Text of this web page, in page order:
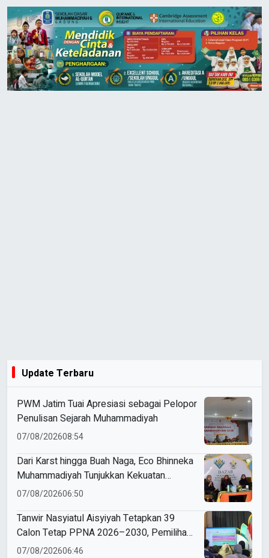
Update Terbaru
PWM Jatim Tuai Apresiasi sebagai Pelopor
Penulisan Sejarah Muhammadiyah
07/08/202608:54
Dari Karst hingga Buah Naga, Eco Bhinneka
Muhammadiyah Tunjukkan Kekuatan
Potensi Lokal di Muktamar Nasyiatul
07/08/202606:50
Tanwir Nasyiatul Aisyiyah Tetapkan 39
Calon Tetap PPNA 2026–2030, Pemilihan
Gunakan Sistem E-Voting
07/08/202606:46